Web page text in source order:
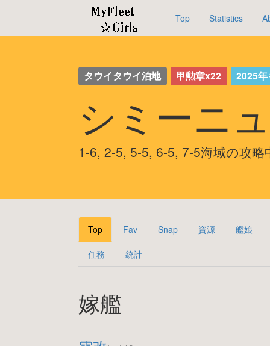
Top Statistics
タウイタウイ泊地 甲勲章x22 2025
シミーニ
1-6, 2-5, 5-5, 6-5, 7-5海域の攻略
Top Fav Snap 資源 艦娘
任務 統計
嫁艦